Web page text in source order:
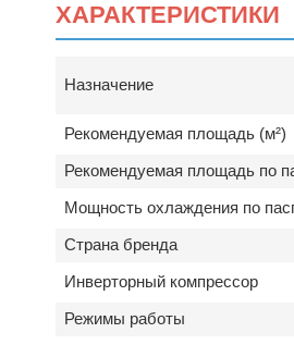
ХАРАКТЕРИСТИКИ
Назначение
Рекомендуемая площадь (м²)
Рекомендуемая площадь по
Мощность охлаждения по
Страна бренда
Инверторный компрессор
Режимы работы